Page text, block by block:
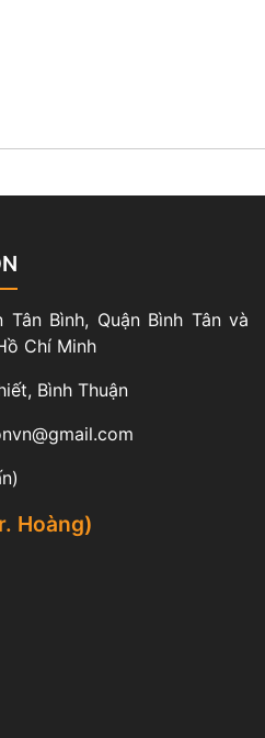
Bình, Quận Bình Tân và
Chí Minh
Bình Thuận
Hoàng)